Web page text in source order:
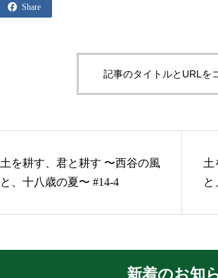
 Share
記事のタイトルとURLを
土を耕す、君と耕す 〜西谷の風
と、十八歳の夏〜 #14-4
土
と
新着のお知